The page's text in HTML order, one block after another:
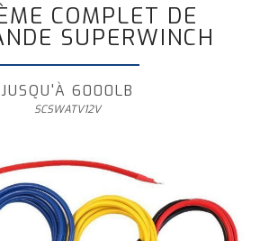
COMPLET DE
SUPERWINCH
JUSQU'À 6000LB
SCSWATV12V